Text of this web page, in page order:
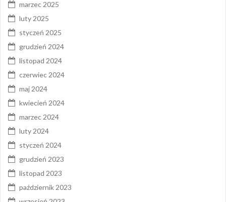
marzec 2025
luty 2025
styczeń 2025
grudzień 2024
listopad 2024
czerwiec 2024
maj 2024
kwiecień 2024
marzec 2024
luty 2024
styczeń 2024
grudzień 2023
listopad 2023
październik 2023